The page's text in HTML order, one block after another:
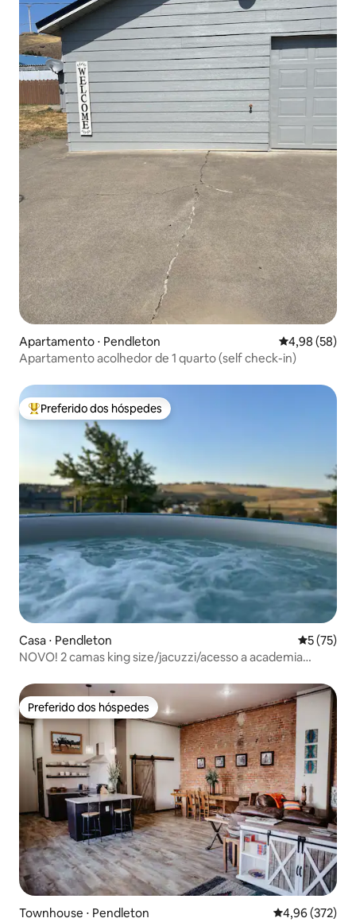
Apartamento ⋅ Pendleton 4,98 de uma
4,98 (58)
Apartamento acolhedor de 1 quarto (self check-in)
Entre os melhores preferidos dos hóspedes
Preferido dos hóspedes
Casa ⋅ Pendleton 5 de uma
5 (75)
NOVO! 2 camas king size/jacuzzi/acesso a academia
Preferido dos hóspedes
Preferido dos hóspedes
Townhouse ⋅ Pendleton 4,96 de uma
4,96 (372)